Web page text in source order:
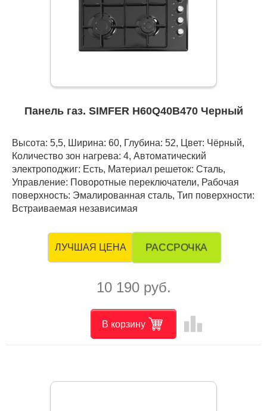
Панель газ. SIMFER H60Q40B470 Черный
Высота: 5,5, Ширина: 60, Глубина: 52, Цвет: Чёрный,
Количество зон нагрева: 4, Автоматический
электроподжиг: Есть, Материал решеток: Сталь,
Управление: Поворотные переключатели, Рабочая
поверхность: Эмалированная сталь, Тип поверхности:
Встраиваемая независимая
ЛУЧШАЯ ЦЕНА РАССРОЧКА
10 190 руб.
В корзину leaderboard